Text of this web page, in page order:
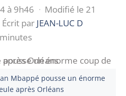
à 9h46 · Modifié le 21
Écrit par JEAN-LUC D
Mbappé pousse un énorme
après Orléans